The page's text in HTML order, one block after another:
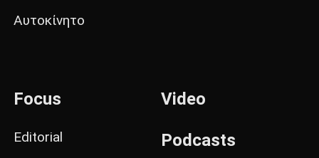
Αυτοκίνητο
Focus
Editorial
Video
Podcasts